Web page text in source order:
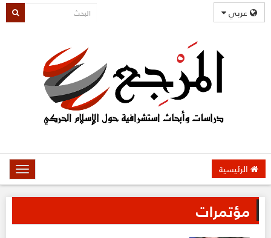
عربي
الرئيسية
مؤتمرات